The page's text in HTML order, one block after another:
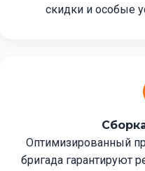
скидки и особые
Оптимизированный
бригада гарантируют